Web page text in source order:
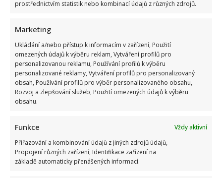
prostřednictvím statistik nebo kombinací údajů z různých zdrojů.
Marketing
Ukládání a/nebo přístup k informacím v zařízení, Použití
omezených údajů k výběru reklam, Vytváření profilů pro
personalizovanou reklamu, Používání profilů k výběru
personalizované reklamy, Vytváření profilů pro personalizovaný
obsah, Používání profilů pro výběr personalizovaného obsahu,
Rozvoj a zlepšování služeb, Použití omezených údajů k výběru
obsahu.
Funkce
Vždy aktivní
Přiřazování a kombinování údajů z jiných zdrojů údajů,
Propojení různých zařízení, Identifikace zařízení na
základě automaticky přenášených informací.
6. 8. 2026
Velký test z českých přísloví: Jen opravdoví znalci zvládnou
správně doplnit 10/10 bez chyby
Autor: Richard Touš